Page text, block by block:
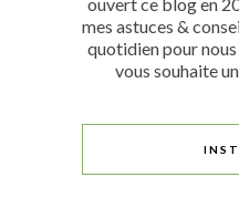
mes astuces &
quotidien pour
vous souhaite